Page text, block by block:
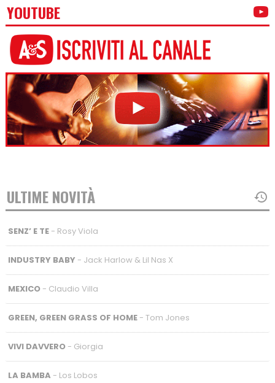
YOUTUBE
ULTIME NOVITÀ
SENZ’ E TE- Rosy Viola
INDUSTRY BABY - Jack Harlow & Lil Nas X
MEXICO- Claudio Villa
GREEN, GREEN GRASS OF HOME- Tom Jones
VIVI DAVVERO- Giorgia
LA BAMBA - Los Lobos